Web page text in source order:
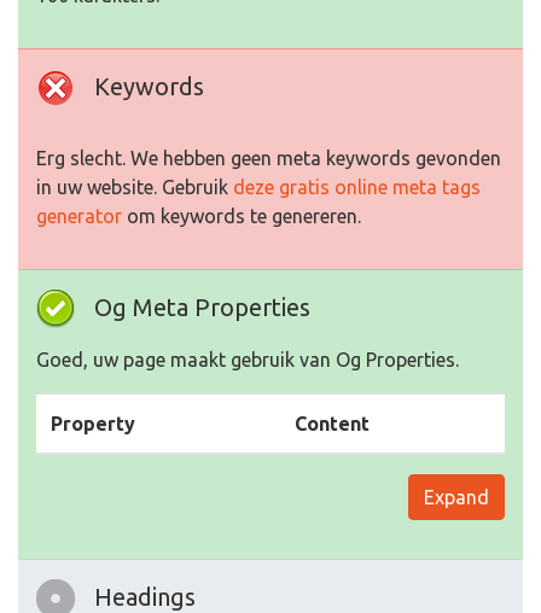
Keywords
Erg slecht. We hebben geen meta keywords gevonden
in uw website. Gebruik deze gratis online meta tags
generator om keywords te genereren.
Og Meta Properties
Goed, uw page maakt gebruik van Og Properties.
Property Content
Expand
Headings